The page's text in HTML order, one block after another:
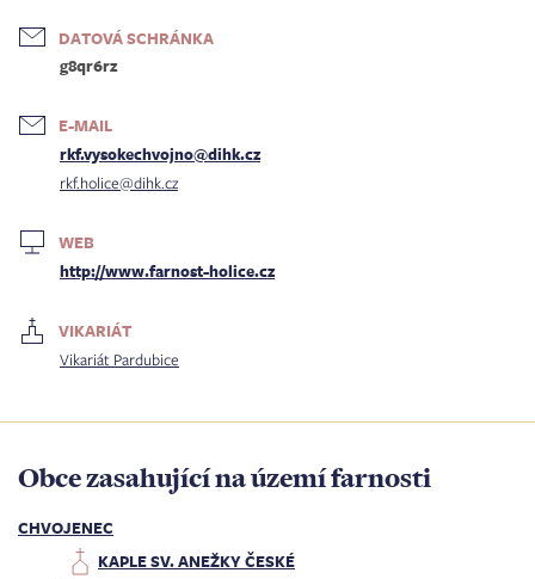
DATOVÁ SCHRÁNKA
g8qr6rz
E-MAIL
rkf.vysokechvojno@dihk.cz
rkf.holice@dihk.cz
WEB
http://www.farnost-holice.cz
VIKARIÁT
Vikariát Pardubice
Obce zasahující na území farnosti
CHVOJENEC
KAPLE SV. ANEŽKY ČESKÉ